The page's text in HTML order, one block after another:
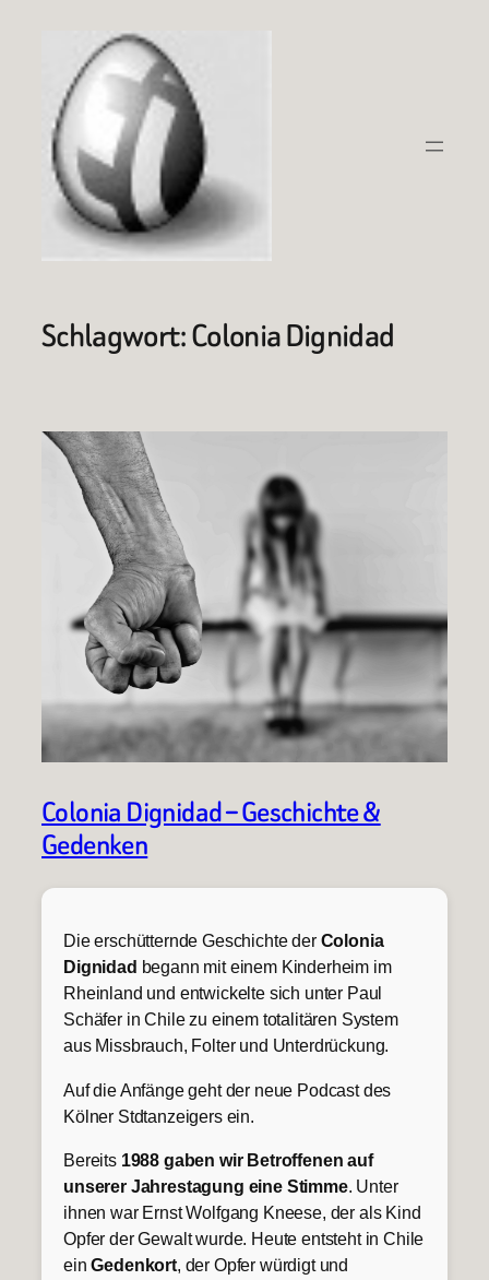
springen
Schlagwort:Colonia Dignidad
Colonia Dignidad – Geschichte &
Gedenken
Die erschütternde Geschichte der Colonia
Dignidad begann mit einem Kinderheim im
Rheinland und entwickelte sich unter Paul
Schäfer in Chile zu einem totalitären System
aus Missbrauch, Folter und Unterdrückung.
Auf die Anfänge geht der neue Podcast des
Kölner Stdtanzeigers ein.
Bereits 1988 gaben wir Betroffenen auf
unserer Jahrestagung eine Stimme. Unter
ihnen war Ernst Wolfgang Kneese, der als Kind
Opfer der Gewalt wurde. Heute entsteht in Chile
einGedenkort, der Opfer würdigt und